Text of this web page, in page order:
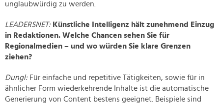
unglaubwürdig zu werden.
LEADERSNET: Künstliche Intelligenz hält zunehmend Einzug
in Redaktionen. Welche Chancen sehen Sie für
Regionalmedien – und wo würden Sie klare Grenzen
ziehen?
Dungl: Für einfache und repetitive Tätigkeiten, sowie für in
ähnlicher Form wiederkehrende Inhalte ist die automatische
Generierung von Content bestens geeignet. Beispiele sind